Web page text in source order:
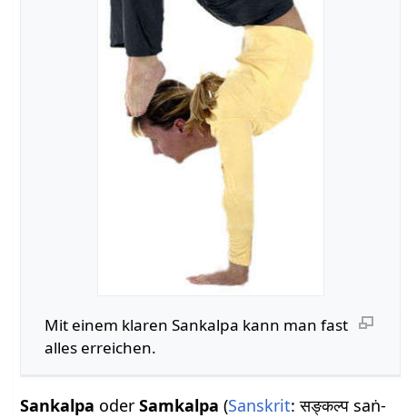
Mit einem klaren Sankalpa kann man fast
alles erreichen.
Sankalpa oderSamkalpa (Sanskrit: सङ्कल्प saṅ-